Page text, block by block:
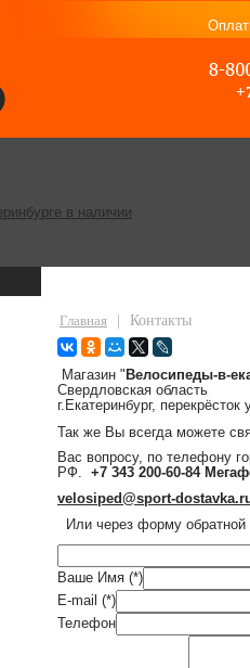
в наличии
Главная Контакты
Магазин " Велосипеды-в-
Свердловская область
г.Екатеринбург,
Так же Вы всегда можете
Вас вопросу, по телефону
РФ.
+7 343 200-60-84
velosiped@sport-
Или через форму обратной
Ваше Имя (*)
E-mail (*)
Телефон